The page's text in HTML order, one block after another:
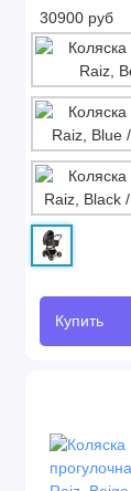
30900 руб
Купить